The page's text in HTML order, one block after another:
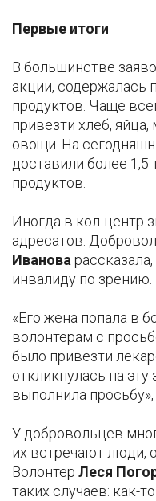
Первые итоги
В большинстве
акции, содержалась
продуктов. Чаще
привезти хлеб,
овощи. На
доставили более
продуктов.
Иногда в кол-центр
адресатов.
Иванова
инвалиду по зрению.
«Его жена попала в
волонтерам с
было привезти
откликнулась на эту
выполнила
У добровольцев
их встречают люди,
Волонтер Леся
таких случаев: как-